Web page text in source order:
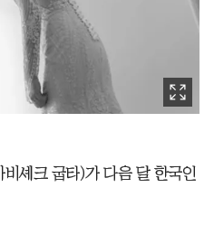
셰크 굽타)가 다음 달 한국인